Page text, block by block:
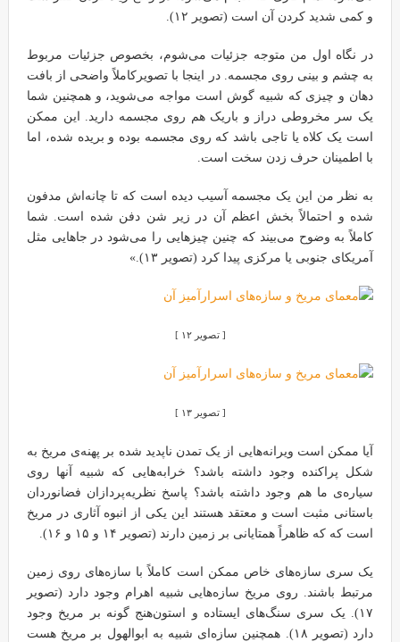
و کمی شدید کردن آن است (تصویر ۱۲).
در نگاه اول من متوجه جزئیات می‌شوم، بخصوص جزئیات مربوط
به چشم و بینی روی مجسمه. در اینجا با تصویرکاملاً واضحی از بافت
دهان و چیزی که شبیه گوش است مواجه می‌شوید، و همچنین شما
یک سر مخروطی دراز و باریک هم روی مجسمه دارید. این ممکن
است یک کلاه یا تاجی باشد که روی مجسمه بوده و بریده شده، اما
با اطمینان حرف زدن سخت است.
به نظر من این یک مجسمه آسیب دیده است که تا چانه‌اش مدفون
شده و احتمالاً بخش اعظم آن در زیر شن دفن شده است. شما
کاملاً به وضوح می‌بیند که چنین چیزهایی را می‌شود در جاهایی مثل
آمریکای جنوبی یا مرکزی پیدا کرد (تصویر ۱۳).»
[ تصویر ۱۲ ]
[ تصویر ۱۳ ]
آیا ممکن است ویرانه‌هایی از یک تمدن ناپدید شده بر پهنه‌ی مریخ به
شکل پراکنده وجود داشته باشد؟ خرابه‌هایی که شبیه آنها روی
سیاره‌ی ما هم وجود داشته باشد؟ پاسخ نظریه‌پردازان فضانوردان
باستانی مثبت است و معتقد هستند این یکی از انبوه آثاری در مریخ
است که که ظاهراً همتایانی بر زمین دارند (تصویر ۱۴ و ۱۵ و ۱۶).
یک سری سازه‌های خاص ممکن است کاملاً با سازه‌های روی زمین
مرتبط باشند. روی مریخ سازه‌هایی شبیه اهرام وجود دارد (تصویر
۱۷). یک سری سنگ‌های ایستاده و استون‌هنج گونه بر مریخ وجود
دارد (تصویر ۱۸). همچنین سازه‌ای شبیه به ابوالهول بر مریخ هست